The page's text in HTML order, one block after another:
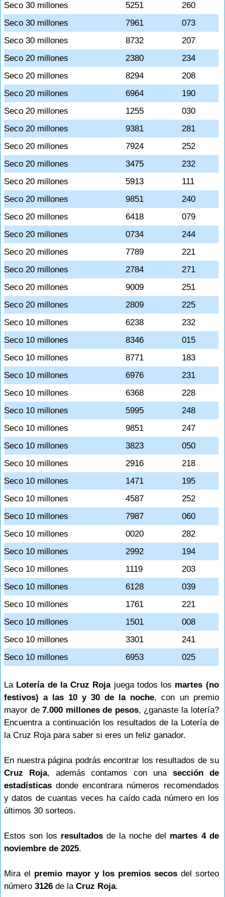
Seco 30 millones
5251
260
Seco 30 millones
7961
073
Seco 30 millones
8732
207
Seco 20 millones
2380
234
Seco 20 millones
8294
208
Seco 20 millones
6964
190
Seco 20 millones
1255
030
Seco 20 millones
9381
281
Seco 20 millones
7924
252
Seco 20 millones
3475
232
Seco 20 millones
5913
111
Seco 20 millones
9851
240
Seco 20 millones
6418
079
Seco 20 millones
0734
244
Seco 20 millones
7789
221
Seco 20 millones
2784
271
Seco 20 millones
9009
251
Seco 20 millones
2809
225
Seco 10 millones
6238
232
Seco 10 millones
8346
015
Seco 10 millones
8771
183
Seco 10 millones
6976
231
Seco 10 millones
6368
228
Seco 10 millones
5995
248
Seco 10 millones
9851
247
Seco 10 millones
3823
050
Seco 10 millones
2916
218
Seco 10 millones
1471
195
Seco 10 millones
4587
252
Seco 10 millones
7987
060
Seco 10 millones
0020
282
Seco 10 millones
2992
194
Seco 10 millones
1119
203
Seco 10 millones
6128
039
Seco 10 millones
1761
221
Seco 10 millones
1501
008
Seco 10 millones
3301
241
Seco 10 millones
6953 025
La Lotería de la Cruz Rojajuega todos los martes (no
festivos) a las 10 y 30 de la noche, con un premio
mayor de7.000 millones de pesos, ¿ganaste la lotería?
Encuentra a continuación los resultados de la Lotería de
la Cruz Roja para saber si eres un feliz ganador.
En nuestra página podrás encontrar los resultados de su
Cruz Roja, además contamos con una sección de
estadísticas donde encontrara números recomendados
y datos de cuantas veces ha caído cada número en los
últimos 30 sorteos.
Estos son los resultados de la noche del martes 4 de
noviembre de 2025.
Mira el premio mayor y los premios secosdel sorteo
número 3126 de la Cruz Roja.